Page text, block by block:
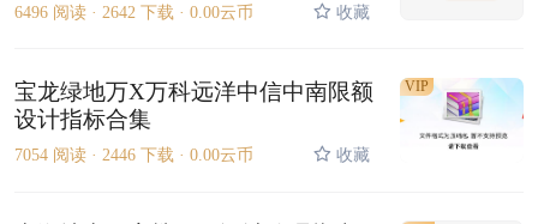
6496 阅读 · 2642 下载 · 0.00云币 收藏
宝龙绿地万X万科远洋中信中南限额
设计指标合集
7054 阅读 · 2446 下载 · 0.00云币 收藏
VIP